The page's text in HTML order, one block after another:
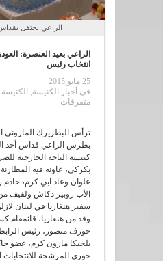
الراعي يحتفل
الراعي بعيد العنصرة:
انتخاب رئيس
25 مايو,2015
في أخبار الكنيسة
متفرقات
ترأس البطريرك الماروني
بطرس الراعي قداس أحد
كنيسة الباحة الخارجية
بكركي، عاونه فيه
علوان وعاد ابي كرم، خادم
الأب روبير دكاش ولفيف
سفير هنغاريا في لبنان
وفد من هنغاريا، قائمقام
جوزف منصور، رئيس
بلجيكا مارون كرم، عضو
خوري المرشحة للانتخابات